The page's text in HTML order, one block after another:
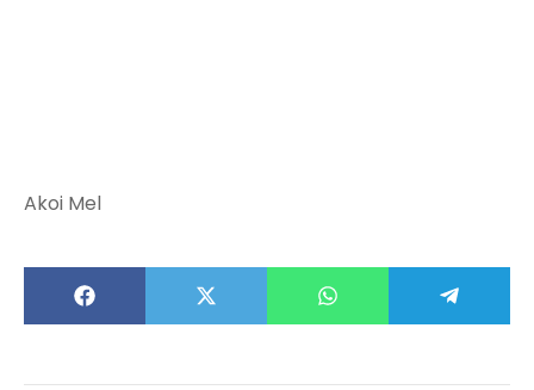
Akoi Mel